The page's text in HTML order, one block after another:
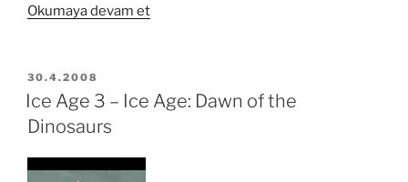
Okumaya devam et“Kamera
YAYIM
TARIHI
30.4.2008
Ice Age 3 – Ice Age: Dawn of the
Dinosaurs